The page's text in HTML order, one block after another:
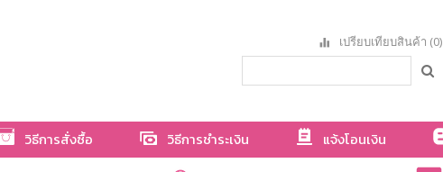
เปรียบเทียบสินค้า (0)
วิธีการสั่งซื้อ วิธีการชำระเงิน แจ้งโอนเงิน